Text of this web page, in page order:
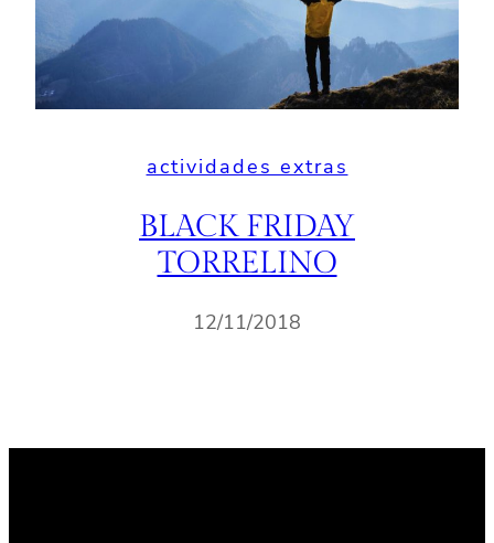
actividades extras
BLACK FRIDAY
TORRELINO
12/11/2018